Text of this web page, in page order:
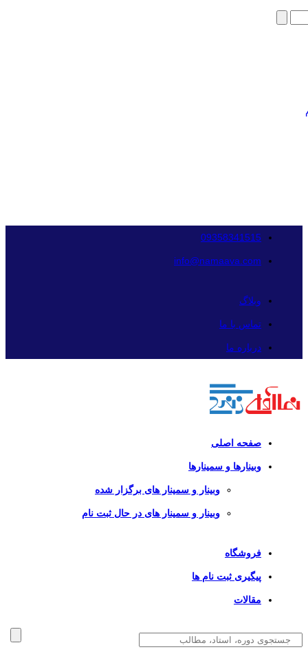
09358341515
info@namaava.com
وبلاگ
تماس با ما
درباره ما
صفحه اصلی
وبینارها و سمینارها
وبینار و سمینار های برگزار شده
وبینار و سمینار های در حال ثبت نام
فروشگاه
پیگیری ثبت نام ها
مقالات